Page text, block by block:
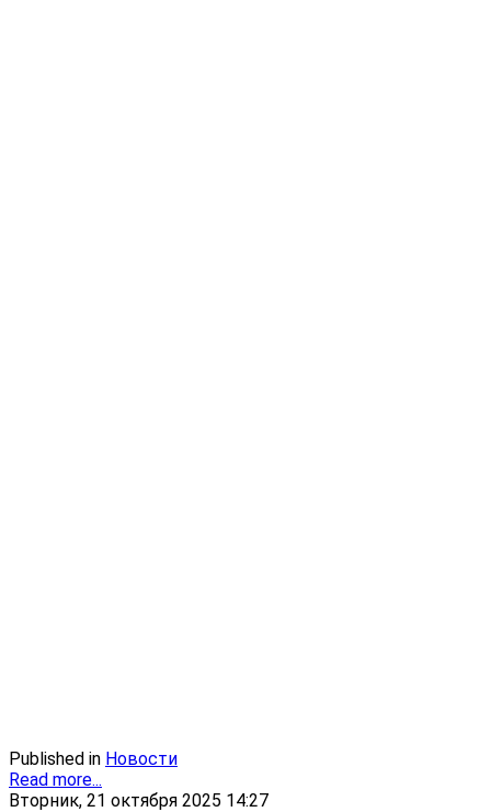
Published in Новости
Read more...
Вторник, 21 октября 2025 14:27